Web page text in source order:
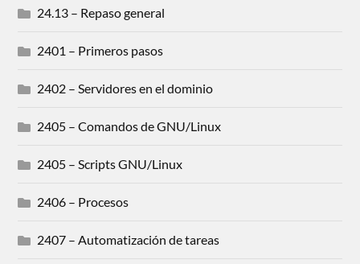
24.13 – Repaso general
2401 – Primeros pasos
2402 – Servidores en el dominio
2405 – Comandos de GNU/Linux
2405 – Scripts GNU/Linux
2406 – Procesos
2407 – Automatización de tareas